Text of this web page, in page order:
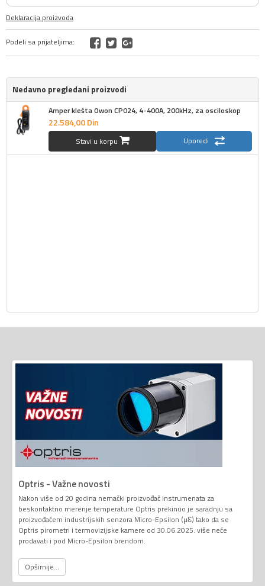
Deklaracija proizvoda
Podeli sa prijateljima:
Nedavno pregledani proizvodi
Amper klešta Owon CP024, 4-400A, 200kHz, za osciloskop
22.584,00Din
Stavi u korpu Uporedi
Optris - Važne novosti
Nakon više od 20 godina nemački proizvođač instrumenata za
beskontaktno merenje temperature Optris prekinuo je saradnju sa
proizvođačem industrijskih senzora Micro-Epsilon (µƐ) tako da se
Optris pirometri i termovizijske kamere od 30.06.2025. više neće
prodavati i pod Micro-Epsilon brendom.
Opširnije...